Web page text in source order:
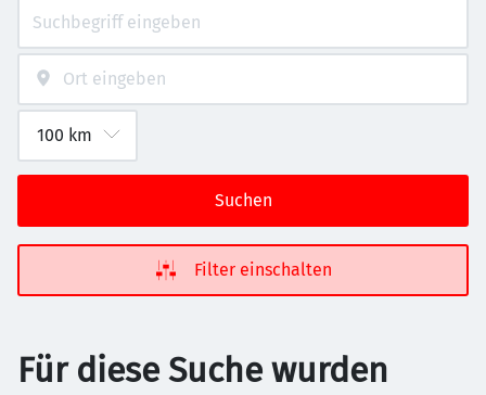
Suchen
Filter einschalten
Für diese Suche wurden